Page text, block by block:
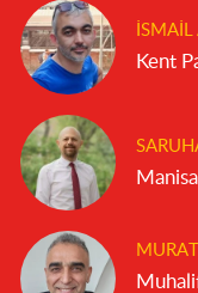
İSMAIL
Kent